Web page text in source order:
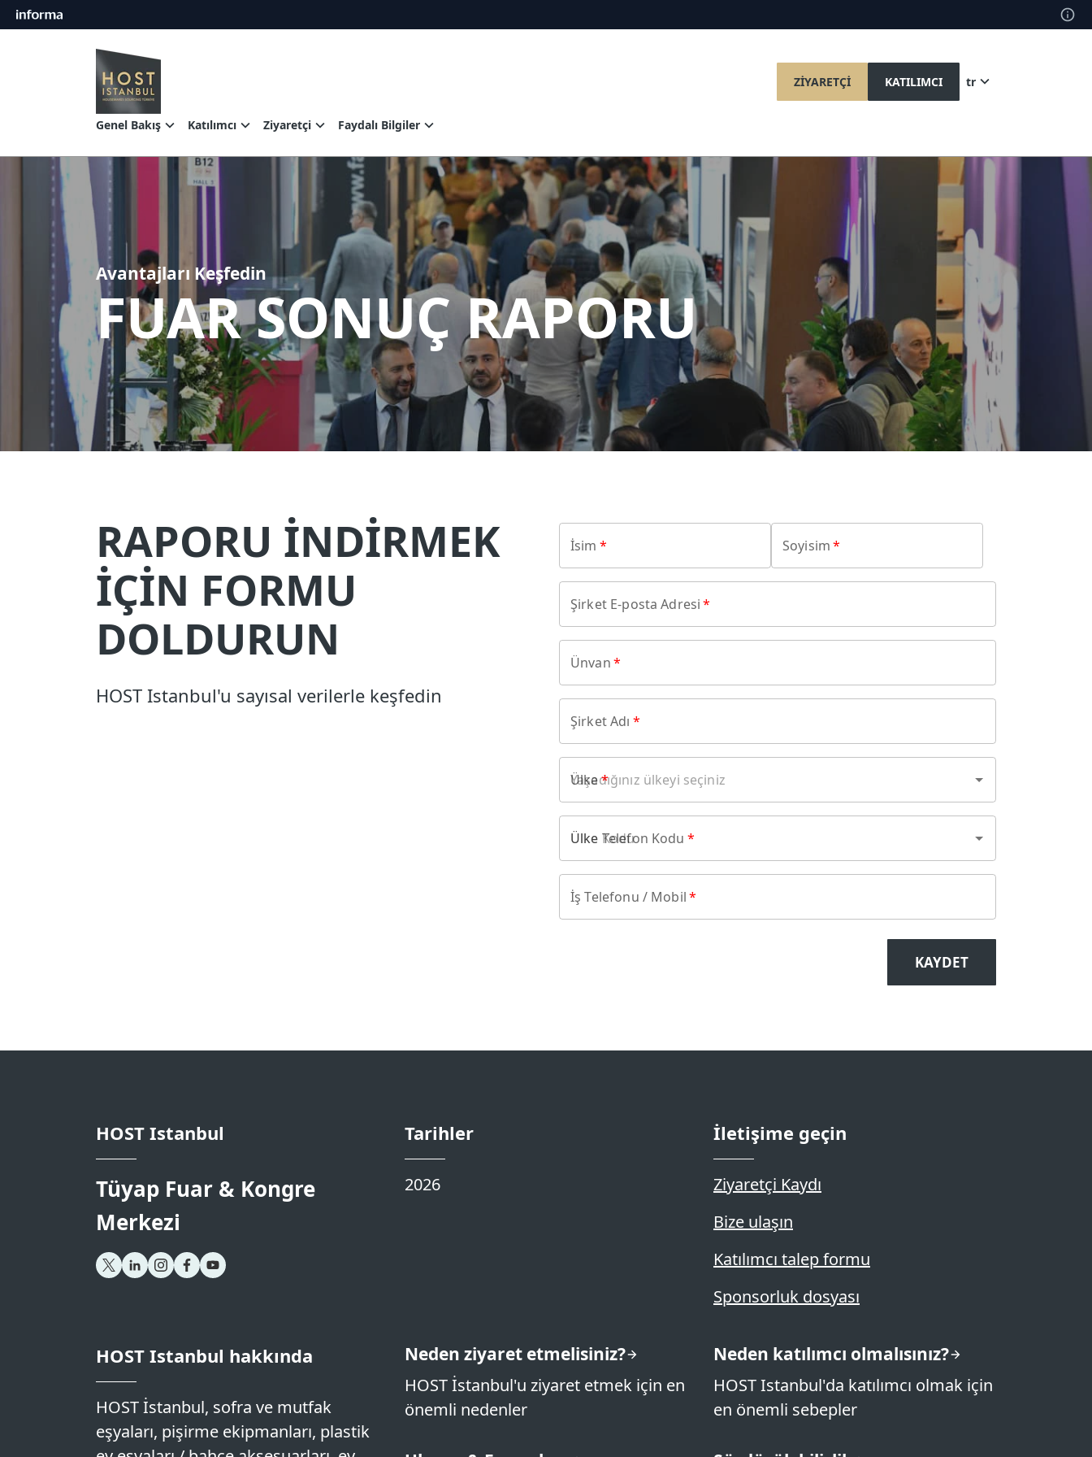
Genel Bakış Katılımcı Ziyaretçi Faydalı Bilgiler
ZİYARETÇİ KATILIMCI tr
Avantajları Keşfedin
FUAR SONUÇ RAPORU
RAPORU İNDİRMEK
İÇİN FORMU
DOLDURUN
HOST Istanbul'u sayısal verilerle keşfedin
İsim * Soyisim*
Şirket E-posta Adresi*
Ünvan*
Şirket Adı *
Ülke*
Ülke Telefon Kodu *
İş Telefonu / Mobil*
KAYDET
HOST Istanbul
Tüyap Fuar & Kongre
Merkezi
Tarihler
2026
İletişime geçin
Ziyaretçi Kaydı
Bize ulaşın
Katılımcı talep formu
Sponsorluk dosyası
HOST Istanbul hakkında
HOST İstanbul, sofra ve mutfak
eşyaları, pişirme ekipmanları, plastik
Neden ziyaret etmelisiniz?
HOST İstanbul'u ziyaret etmek için en
önemli nedenler
Neden katılımcı olmalısınız?
HOST Istanbul'da katılımcı olmak için
en önemli sebepler